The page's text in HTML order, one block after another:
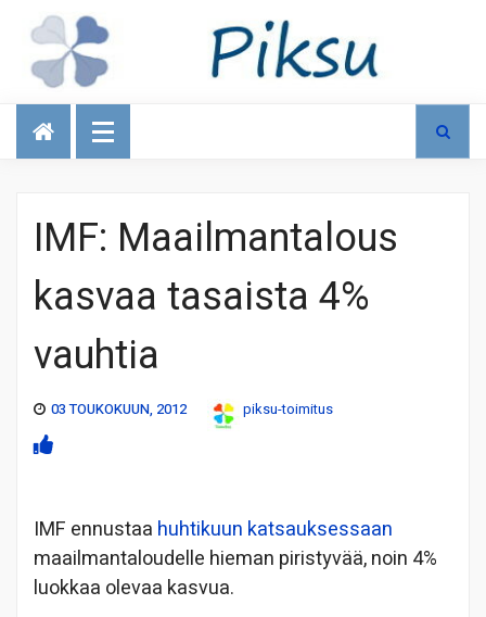
Talous
IMF: Maailmantalous
kasvaa tasaista 4%
vauhtia
03 TOUKOKUUN, 2012 piksu-toimitus
IMF ennustaa huhtikuun katsauksessaan
maailmantaloudelle hieman piristyvää, noin 4%
luokkaa olevaa kasvua.